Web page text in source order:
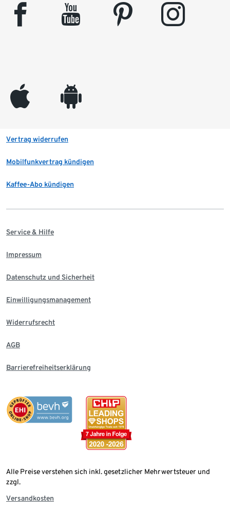
facebook youtube pinterest instagram
appleinc android
Vertrag widerrufen
Mobilfunkvertrag kündigen
Kaffee-Abo kündigen
Service & Hilfe
Impressum
Datenschutz und Sicherheit
Einwilligungsmanagement
Widerrufsrecht
AGB
Barrierefreiheitserklärung
Alle Preise verstehen sich inkl. gesetzlicher Mehrwertsteuer und
zzgl.
Versandkosten